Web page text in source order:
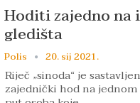
Hoditi zajedno na
gledišta
Polis 20. sij 2021.
Riječ „sinoda“ je
zajednički hod na